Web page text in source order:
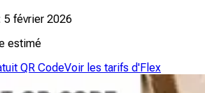
5 février 2026
estimé
QR CodeVoir les tarifs d'Flex